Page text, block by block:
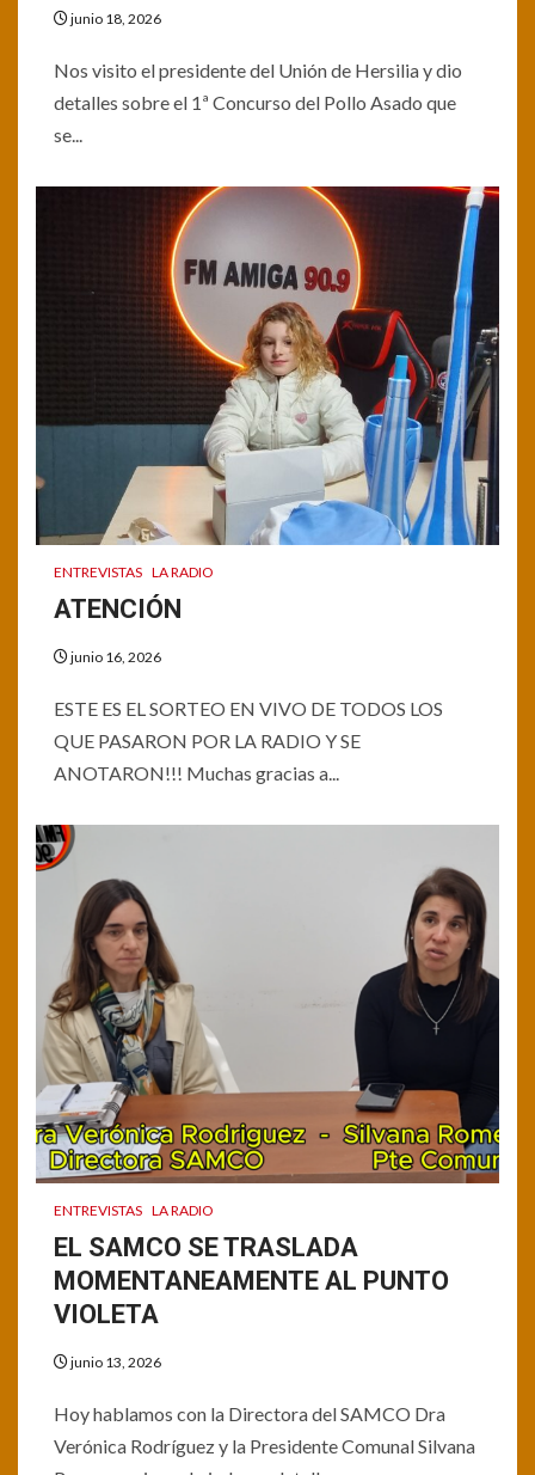
junio 18, 2026
Nos visito el presidente del Unión de Hersilia y dio
detalles sobre el 1ª Concurso del Pollo Asado que
se...
ENTREVISTAS LA RADIO
ATENCIÓN
junio 16, 2026
ESTE ES EL SORTEO EN VIVO DE TODOS LOS
QUE PASARON POR LA RADIO Y SE
ANOTARON!!! Muchas gracias a...
ENTREVISTAS LA RADIO
EL SAMCO SE TRASLADA
MOMENTANEAMENTE AL PUNTO
VIOLETA
junio 13, 2026
Hoy hablamos con la Directora del SAMCO Dra
Verónica Rodríguez y la Presidente Comunal Silvana